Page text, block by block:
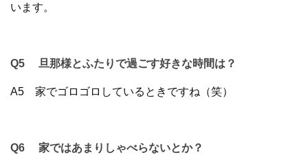
います。
Q5 旦那様とふたりで過ごす好きな時間は？
A5 家でゴロゴロしているときですね（笑）
Q6 家ではあまりしゃべらないとか？